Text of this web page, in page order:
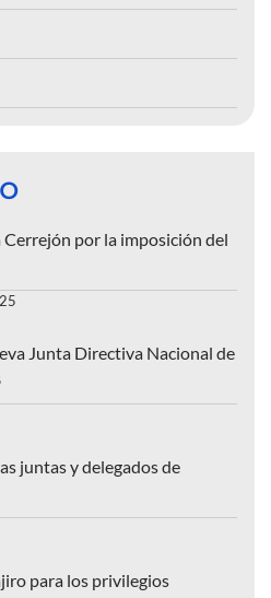
por la imposición del
Junta Directiva Nacional de
juntas y delegados de
para los privilegios